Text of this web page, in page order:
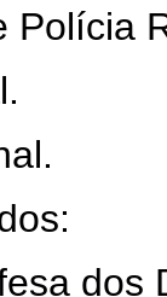
Polícia
dos